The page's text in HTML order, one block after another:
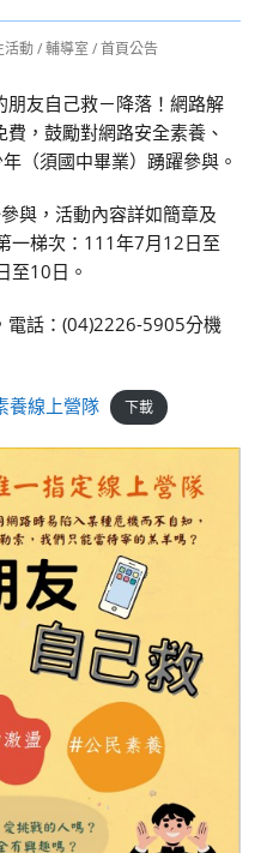
活動 / 輔導室 / 首頁公告
友自己救－降落！網路解
，鼓勵對網路安全素養、
（須國中畢業）踴躍參與。
與，活動內容詳如簡章及
一梯次：111年7月12日至
至10日。
電話：(04)2226-5905分機
養線上營隊 下載